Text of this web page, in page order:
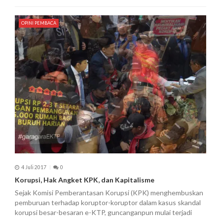
OPINI PEMBACA
4 Juli 2017 0
Korupsi, Hak Angket KPK, dan Kapitalisme
Sejak Komisi Pemberantasan Korupsi (KPK) menghembuskan
pemburuan terhadap koruptor-koruptor dalam kasus skandal
korupsi besar-besaran e-KTP, guncanganpun mulai terjadi